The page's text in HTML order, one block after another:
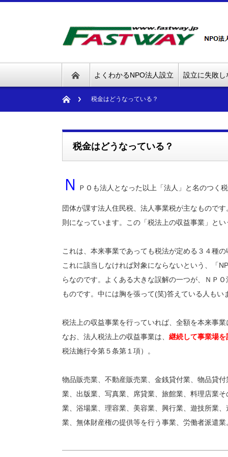
よくわかるNPO法人設立 設立に失敗し
税金はどうなっている？
税金はどうなっている？
Ｎ ＰＯも法人となった以上「法人」と名のつく
団体が課す法人住民税、法人事業税が主なもので
則になっています。この「税法上の収益事業」とい
これは、本来事業であっても税法が定める３４種
これに該当しなければ対象にならないという、「
らなのです。よくある大きな誤解の一つが、ＮＰ
ものです。中には胸を張って(笑)答えている人もい
税法上の収益事業を行っていれば、全額を本来事
なお、法人税法上の収益事業は、 継続して事業場
税法施行令第５条第１項）。
物品販売業、不動産販売業、金銭貸付業、物品貸
業、出版業、写真業、席貸業、旅館業、料理店業
業、浴場業、理容業、美容業、興行業、遊技所業
業、無体財産権の提供等を行う事業、労働者派遣業